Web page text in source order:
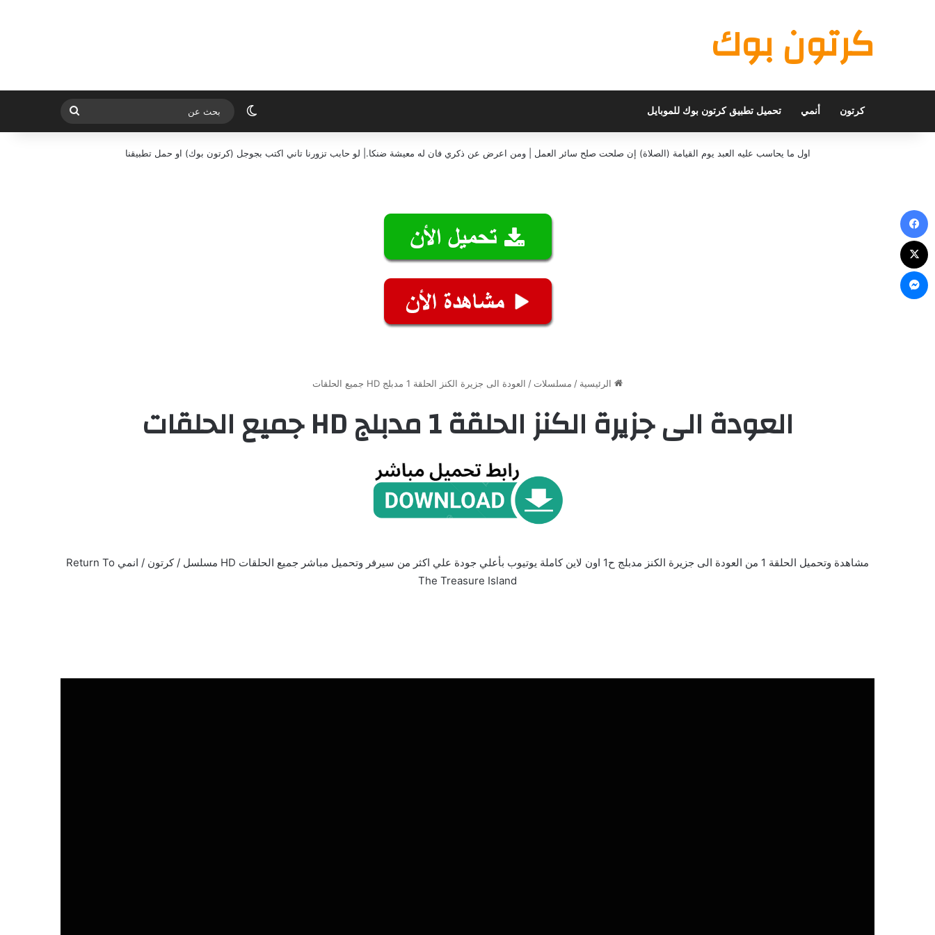
كرتون بوك
كرتون أنمي تحميل تطبيق كرتون بوك للموبايل الوضع المظلم
بحث
عن
اول ما يحاسب عليه العبد يوم القيامة (الصلاة) إن صلحت صلح سائر العمل | ومن اعرض عن ذكري فان له معيشة ضنكا.| لو حابب تزورنا تاني اكتب بجوجل (كرتون بوك) او حمل تطبيقنا
الرئيسية / مسلسلات / العودة الى جزيرة الكنز الحلقة 1 مدبلج HD جميع الحلقات
العودة الى جزيرة الكنز الحلقة 1 مدبلج HD جميع الحلقات
مشاهدة وتحميل الحلقة 1 من العودة الى جزيرة الكنز مدبلج ح1 اون لاين كاملة يوتيوب بأعلي جودة علي اكثر من سيرفر وتحميل مباشر جميع الحلقات HD مسلسل / كرتون / انمي Return To
The Treasure Island